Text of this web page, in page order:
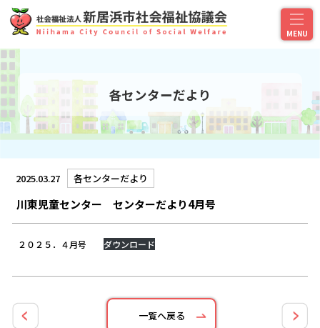
各センターだより
2025.03.27 各センターだより
川東児童センター センターだより4月号
２０２５．４月号 ダウンロード
一覧へ戻る